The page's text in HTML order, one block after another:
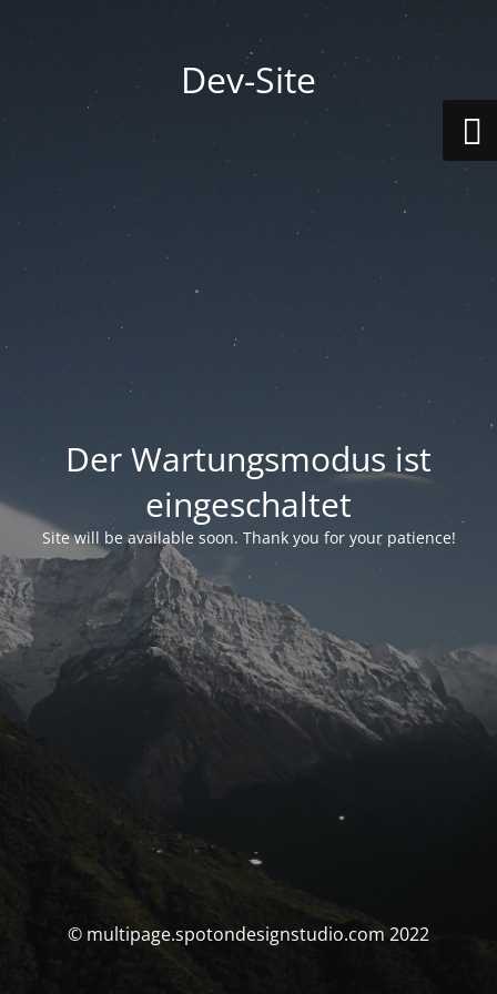
Dev-Site
Der Wartungsmodus ist
eingeschaltet
Site will be available soon. Thank you for your patience!
© multipage.spotondesignstudio.com 2022